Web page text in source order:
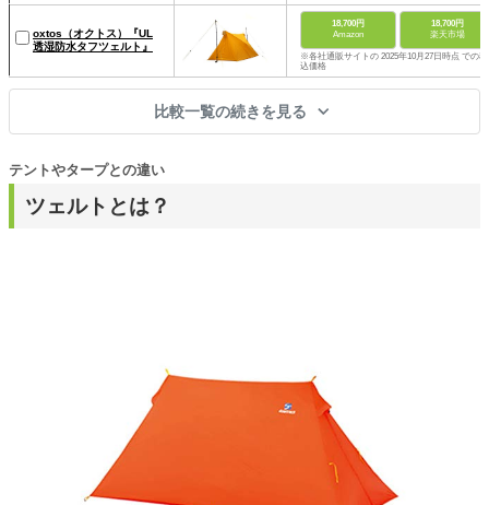
oxtos（オクトス）『UL
透湿防水タフツェルト』
18,700円
Amazon
18,700円
楽天市場
※各社通販サイトの 2025年10月27日時点 での税
込価格
比較一覧の続きを見る
ツェルトとは？
テントやタープとの違い